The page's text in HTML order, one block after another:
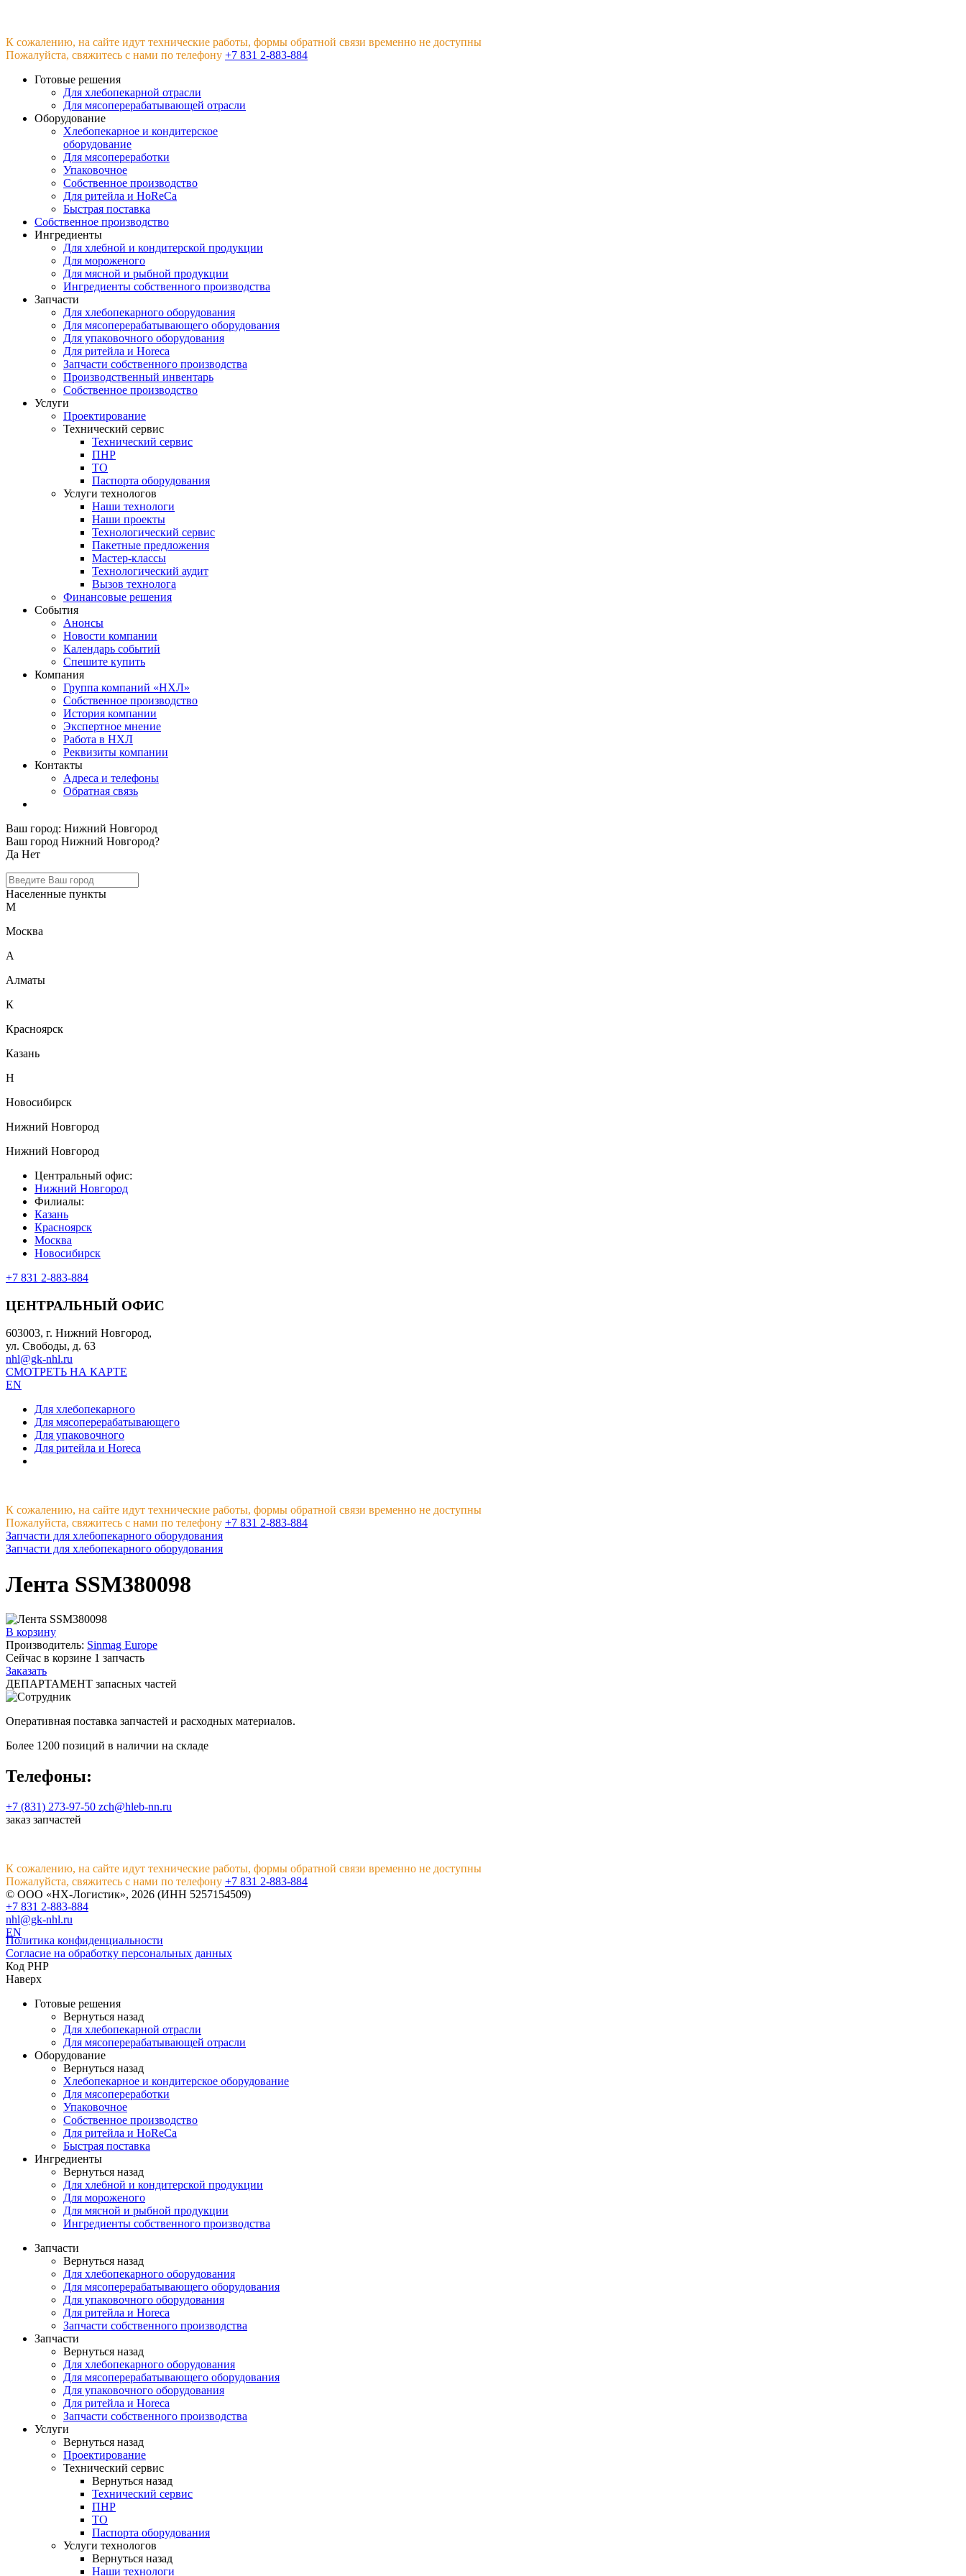
К сожалению, на сайте идут технические работы, формы обратной связи временно не доступны
Пожалуйста, свяжитесь с нами по телефону +7 831 2-883-884
Готовые решения
Для хлебопекарной отрасли
Для мясоперерабатывающей отрасли
Оборудование
Хлебопекарное и кондитерское
оборудование
Для мясопереработки
Упаковочное
Собственное производство
Для ритейла и HoReCa
Быстрая поставка
Собственное производство
Ингредиенты
Для хлебной и кондитерской продукции
Для мороженого
Для мясной и рыбной продукции
Ингредиенты собственного производства
Запчасти
Для хлебопекарного оборудования
Для мясоперерабатывающего оборудования
Для упаковочного оборудования
Для ритейла и Horeca
Запчасти собственного производства
Производственный инвентарь
Собственное производство
Услуги
Проектирование
Технический сервис
Технический сервис
ПНР
ТО
Паспорта оборудования
Услуги технологов
Наши технологи
Наши проекты
Технологический сервис
Пакетные предложения
Мастер-классы
Технологический аудит
Вызов технолога
Финансовые решения
События
Анонсы
Новости компании
Календарь событий
Спешите купить
Компания
Группа компаний «НХЛ»
Собственное производство
История компании
Экспертное мнение
Работа в НХЛ
Реквизиты компании
Контакты
Адреса и телефоны
Обратная связь
Ваш город: Нижний Новгород
Ваш город Нижний Новгород?
Да Нет
Населенные пункты
М
Москва
А
Алматы
К
Красноярск
Казань
Н
Новосибирск
Нижний Новгород
Нижний Новгород
Центральный офис:
Нижний Новгород
Филиалы:
Казань
Красноярск
Москва
Новосибирск
+7 831 2-883-884
ЦЕНТРАЛЬНЫЙ ОФИС
603003, г. Нижний Новгород,
ул. Свободы, д. 63
nhl@gk-nhl.ru
СМОТРЕТЬ НА КАРТЕ
EN
Для хлебопекарного
Для мясоперерабатывающего
Для упаковочного
Для ритейла и Horeca
К сожалению, на сайте идут технические работы, формы обратной связи временно не доступны
Пожалуйста, свяжитесь с нами по телефону +7 831 2-883-884
Запчасти для хлебопекарного оборудования
Запчасти для хлебопекарного оборудования
Лента SSM380098
В корзину
Производитель: Sinmag Europe
Сейчас в корзине 1 запчасть
Заказать
ДЕПАРТАМЕНТ запасных частей
Оперативная поставка запчастей и расходных материалов.
Более 1200 позиций в наличии на складе
Телефоны:
+7 (831) 273-97-50 zch@hleb-nn.ru
заказ запчастей
К сожалению, на сайте идут технические работы, формы обратной связи временно не доступны
Пожалуйста, свяжитесь с нами по телефону +7 831 2-883-884
© ООО «НХ-Логистик», 2026 (ИНН 5257154509)
+7 831 2-883-884
nhl@gk-nhl.ru
EN
Политика конфиденциальности
Согласие на обработку персональных данных
Код PHP
Наверх
Готовые решения
Вернуться назад
Для хлебопекарной отрасли
Для мясоперерабатывающей отрасли
Оборудование
Вернуться назад
Хлебопекарное и кондитерское оборудование
Для мясопереработки
Упаковочное
Собственное производство
Для ритейла и HoReCa
Быстрая поставка
Ингредиенты
Вернуться назад
Для хлебной и кондитерской продукции
Для мороженого
Для мясной и рыбной продукции
Ингредиенты собственного производства
Запчасти
Вернуться назад
Для хлебопекарного оборудования
Для мясоперерабатывающего оборудования
Для упаковочного оборудования
Для ритейла и Horeca
Запчасти собственного производства
Запчасти
Вернуться назад
Для хлебопекарного оборудования
Для мясоперерабатывающего оборудования
Для упаковочного оборудования
Для ритейла и Horeca
Запчасти собственного производства
Услуги
Вернуться назад
Проектирование
Технический сервис
Вернуться назад
Технический сервис
ПНР
ТО
Паспорта оборудования
Услуги технологов
Вернуться назад
Наши технологи